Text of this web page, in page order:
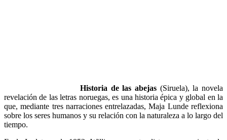
Historia de las abejas (Siruela), la novela
revelación de las letras noruegas, es una historia épica y global en la
que, mediante tres narraciones entrelazadas, Maja Lunde reflexiona
sobre los seres humanos y su relación con la naturaleza a lo largo del
tiempo.